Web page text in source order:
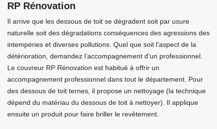
RP Rénovation
Il arrive que les dessous de toit se dégradent soit par usure
naturelle soit des dégradations conséquences des agressions des
intempéries et diverses pollutions. Quel que soit l’aspect de la
détérioration, demandez l’accompagnement d’un professionnel.
Le couvreur RP Rénovation est habitué à offrir un
accompagnement professionnel dans tout le département. Pour
des dessous de toit ternes, il propose un nettoyage (la technique
dépend du matériau du dessous de toit à nettoyer). Il applique
ensuite un produit pour faire briller le revêtement.